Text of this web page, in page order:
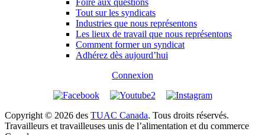
Foire aux questions
Tout sur les syndicats
Industries que nous représentons
Les lieux de travail que nous représentons
Comment former un syndicat
Adhérez dès aujourd’hui
Connexion
Copyright © 2026 des TUAC Canada. Tous droits réservés.
Travailleurs et travailleuses unis de l’alimentation et du commerce